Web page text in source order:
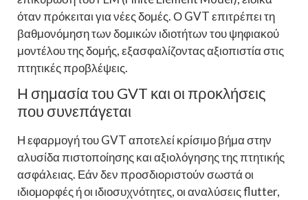
όταν πρόκειται για νέες δομές. Ο GVT επιτρέπει τη
βαθμονόμηση των δομικών ιδιοτήτων του ψηφιακού
μοντέλου της δομής, εξασφαλίζοντας αξιοπιστία στις
πτητικές προβλέψεις.
Η σημασία του GVT και οι προκλήσεις
που συνεπάγεται
Η εφαρμογή του GVT αποτελεί κρίσιμο βήμα στην
αλυσίδα πιστοποίησης και αξιολόγησης της πτητικής
ασφάλειας. Εάν δεν προσδιοριστούν σωστά οι
ιδιομορφές ή οι ιδιοσυχνότητες, οι αναλύσεις flutter,